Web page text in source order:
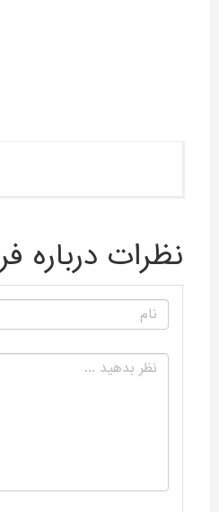
نظرات درباره